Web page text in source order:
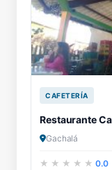
CAFETERÍA
Restaurante
Gachalá
0.0